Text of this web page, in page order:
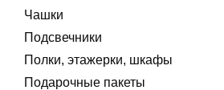
Чашки
Подсвечники
Полки, этажерки, шкафы
Подарочные пакеты